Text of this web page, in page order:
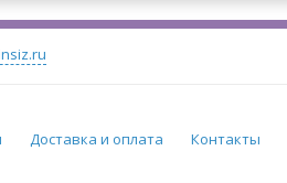
Доставка и оплата Контакты